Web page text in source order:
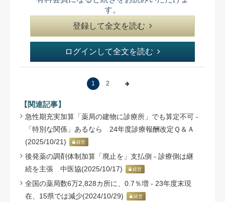
す。
登録して全文を読む
ログインして全文を読む
1 2
【関連記事】
急性期充実加算「薬局の建物に診療所」でも算定不可 -
「特別な関係」あるなら 24年度診療報酬改定Ｑ＆Ａ
(2025/10/21)
経営
後発薬の調剤体制加算「廃止を」支払側 - 診療側は継
続を主張 中医協(2025/10/17)
経営
全国の薬局数6万2,828カ所に、0.7％増 - 23年度末現
在、15県では減少(2024/10/29)
経営